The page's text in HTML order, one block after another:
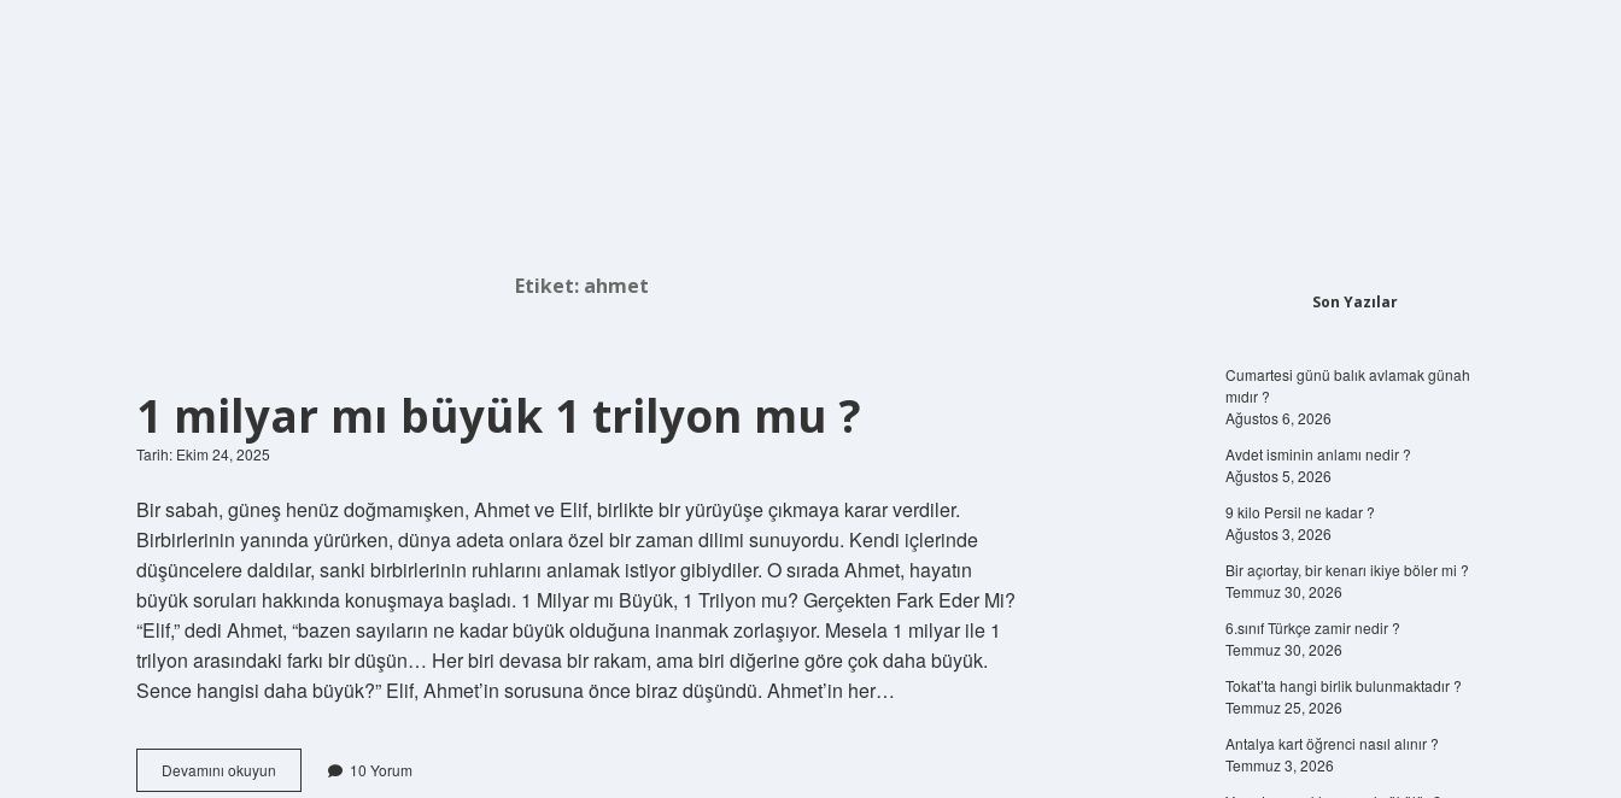
Etiket: ahmet
1 milyar mı büyük 1 trilyon mu ?
Tarih: Ekim 24, 2025
Bir sabah, güneş henüz doğmamışken, Ahmet ve Elif, birlikte bir yürüyüşe çıkmaya karar verdiler.
Birbirlerinin yanında yürürken, dünya adeta onlara özel bir zaman dilimi sunuyordu. Kendi içlerinde
düşüncelere daldılar, sanki birbirlerinin ruhlarını anlamak istiyor gibiydiler. O sırada Ahmet, hayatın
büyük soruları hakkında konuşmaya başladı. 1 Milyar mı Büyük, 1 Trilyon mu? Gerçekten Fark Eder Mi?
“Elif,” dedi Ahmet, “bazen sayıların ne kadar büyük olduğuna inanmak zorlaşıyor. Mesela 1 milyar ile 1
trilyon arasındaki farkı bir düşün… Her biri devasa bir rakam, ama biri diğerine göre çok daha büyük.
Sence hangisi daha büyük?” Elif, Ahmet’in sorusuna önce biraz düşündü. Ahmet’in her…
Devamını okuyun
milyar
10 Yorum
Son Yazılar
Cumartesi günü balık avlamak günah
mıdır ?
Ağustos 6, 2026
Avdet isminin anlamı nedir ?
Ağustos 5, 2026
9 kilo Persil ne kadar ?
Ağustos 3, 2026
Bir açıortay, bir kenarı ikiye böler mi ?
Temmuz 30, 2026
6.sınıf Türkçe zamir nedir ?
Temmuz 30, 2026
Tokat’ta hangi birlik bulunmaktadır ?
Temmuz 25, 2026
Antalya kart öğrenci nasıl alınır ?
Temmuz 3, 2026